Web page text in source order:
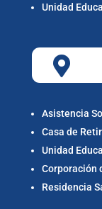
Unidad

Asistencia
Casa de
Unidad
Corporación
Residencia